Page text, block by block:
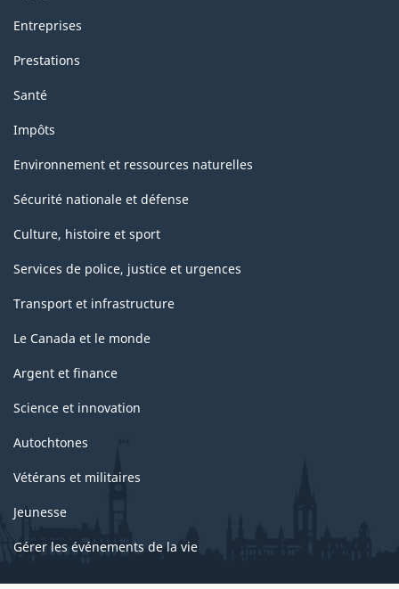
Entreprises
Prestations
Santé
Impôts
Environnement et ressources naturelles
Sécurité nationale et défense
Culture, histoire et sport
Services de police, justice et urgences
Transport et infrastructure
Le Canada et le monde
Argent et finance
Science et innovation
Autochtones
Vétérans et militaires
Jeunesse
Gérer les événements de la vie